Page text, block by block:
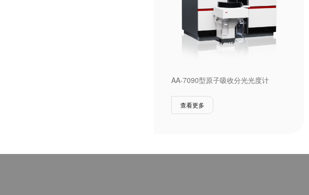
AA-7090型原子吸收分光光度计
查看更多